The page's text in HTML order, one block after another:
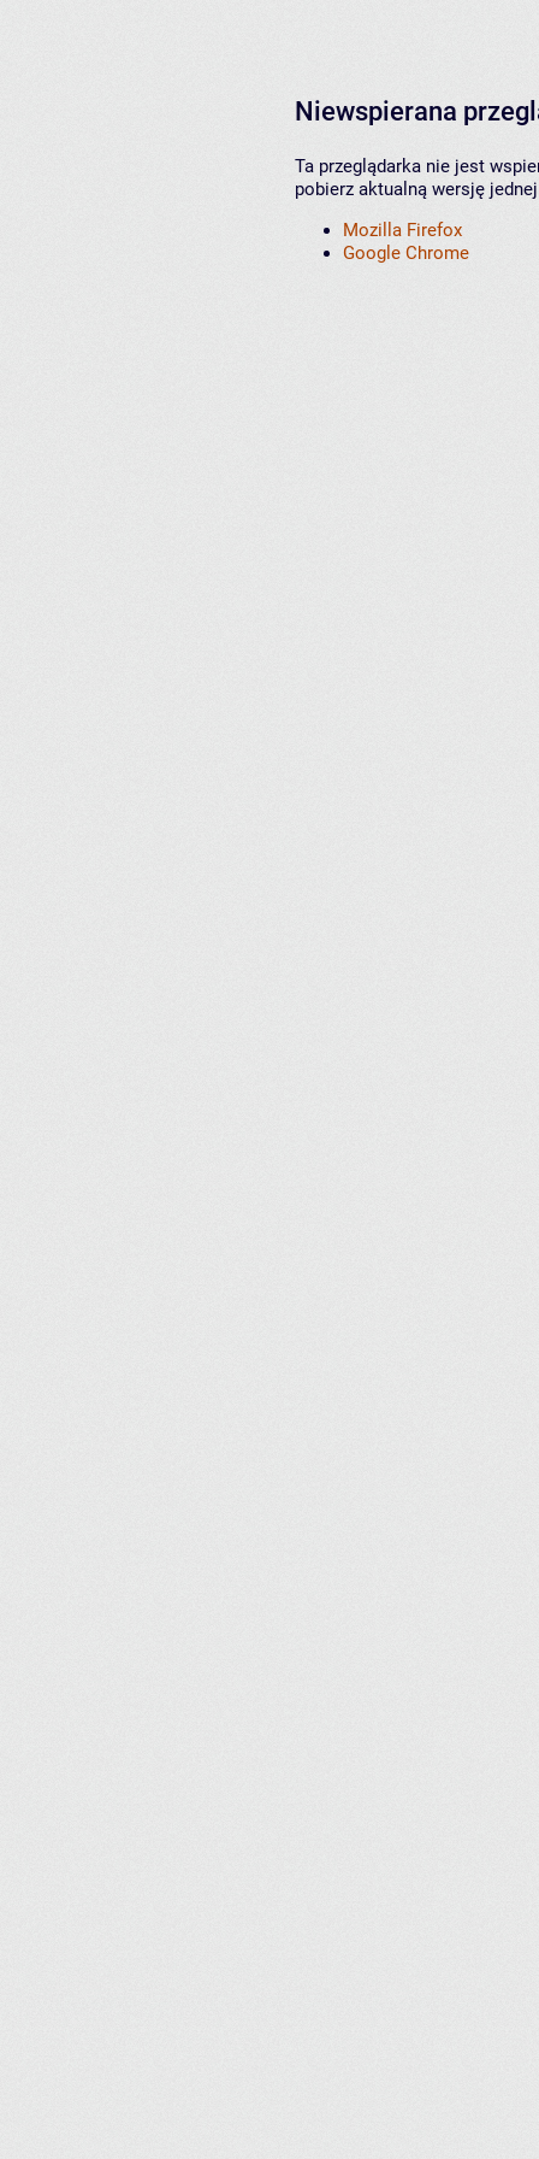
Niewspierana
Ta przeglądarka nie jest
pobierz aktualną wersję
Mozilla Firefox
Google Chrome